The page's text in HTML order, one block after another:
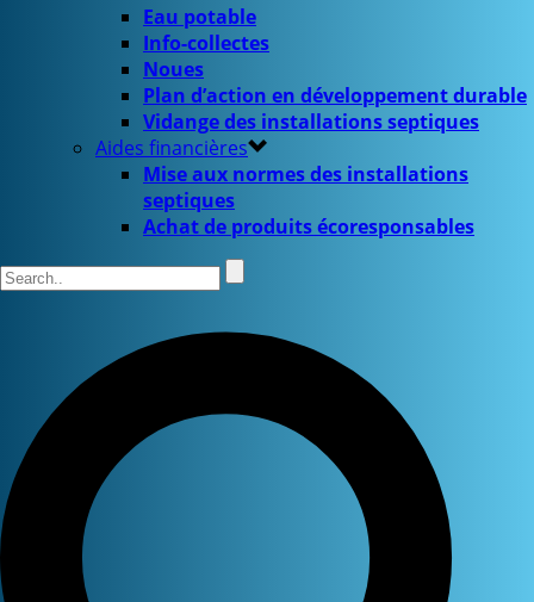
Eau potable
Info-collectes
Noues
Plan d’action en développement durable
Vidange des installations septiques
Aides financières
Mise aux normes des installations
septiques
Achat de produits écoresponsables